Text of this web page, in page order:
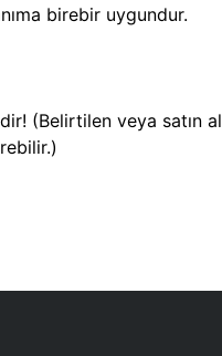
birebir uygundur.
(Belirtilen veya satın